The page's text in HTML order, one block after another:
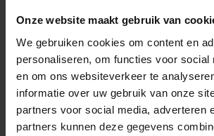
Onze website maakt gebruik van
We gebruiken cookies om content en
personaliseren, om functies voor social
en om ons websiteverkeer te
informatie over uw gebruik van onze
partners voor social media, adverteren
partners kunnen deze gegevens
Gewicht
Samenstelling